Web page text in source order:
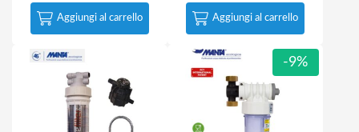
Aggiungi al carrello Aggiungi al carrello
-9%